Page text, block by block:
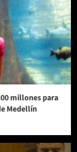
millones para
Medellín